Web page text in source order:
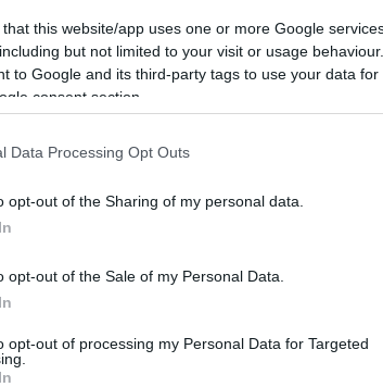
that this website/app uses one or more Google
but not limited to your visit or usage
to Google and its third-party tags to use your data
consent section.
Data Processing Opt Outs
opt-out of the Sharing of my personal data.
opt-out of the Sale of my Personal Data.
opt-out of processing my Personal Data for Targeted
perso la vita lo scorso 10 gennaio a
‘toppato’ la diagnosi.
cefalea e poi con una lombo-
dal pm inquirente Eleonora Fini. Sotto
recata per curare il proprio malessere.